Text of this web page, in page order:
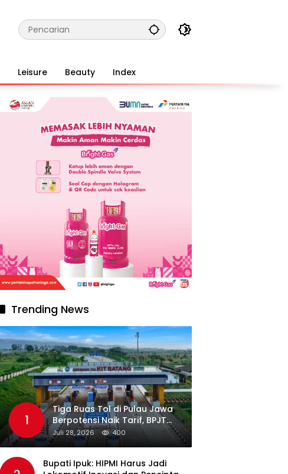
Leisure Beauty Index
Trending News
1
Tiga Ruas Tol di Pulau Jawa
Berpotensi Naik Tarif, BPJT
Tunggu Hasil Evaluasi
Standar Pelayanan
Juli 28, 2026 400
Bupati Ipuk: HIPMI Harus Jadi